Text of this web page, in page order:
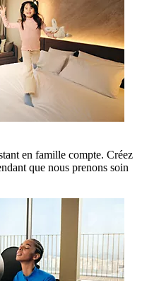
en famille compte. Créez
que nous prenons soin